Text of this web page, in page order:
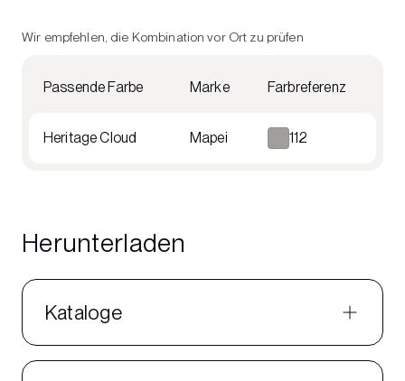
Wir empfehlen, die Kombination vor Ort zu prüfen
Passende Farbe Marke Farbreferenz
Heritage Cloud Mapei 112
Herunterladen
Kataloge